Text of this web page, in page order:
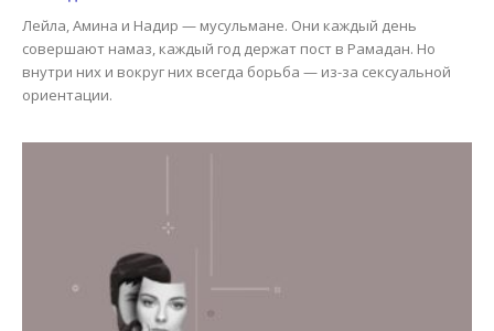
Лейла, Амина и Надир — мусульмане. Они каждый день
совершают намаз, каждый год держат пост в Рамадан. Но
внутри них и вокруг них всегда борьба — из-за сексуальной
ориентации.